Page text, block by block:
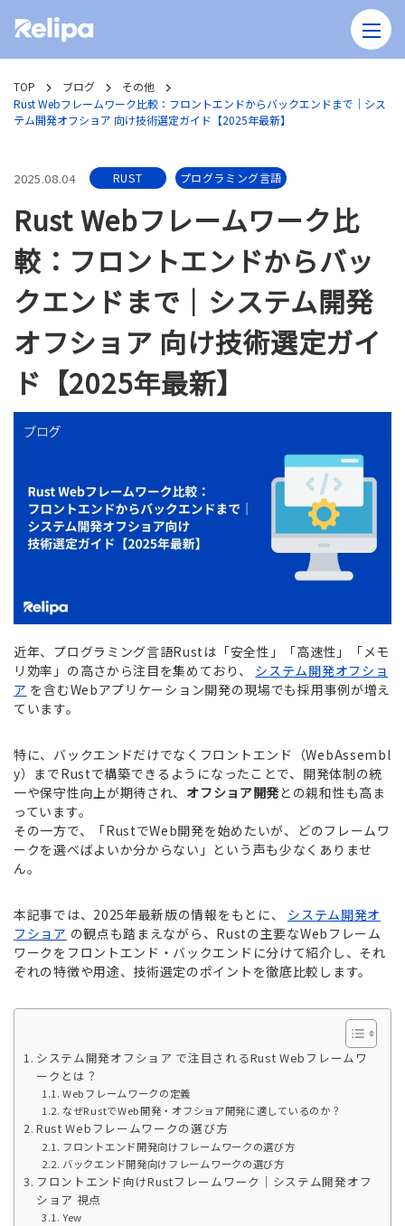
TOP ブログ
その他
Rust Webフレームワーク比較：フロントエンドからバックエンドまで｜シス
テム開発オフショア 向け技術選定ガイド【2025年最新】
2025.08.04 RUST プログラミング言語
Rust Webフレームワーク比
較：フロントエンドからバッ
クエンドまで｜システム開発
オフショア 向け技術選定ガイ
ド【2025年最新】
近年、プログラミング言語Rustは「安全性」「高速性」「メモ
リ効率」の高さから注目を集めており、 システム開発オフショ
ア を含むWebアプリケーション開発の現場でも採用事例が増え
ています。
特に、バックエンドだけでなくフロントエンド（WebAssembl
y）までRustで構築できるようになったことで、開発体制の統
一や保守性向上が期待され、 オフショア開発との親和性も高ま
っています。
その一方で、「RustでWeb開発を始めたいが、どのフレームワ
ークを選べばよいか分からない」という声も少なくありませ
ん。
本記事では、2025年最新版の情報をもとに、 システム開発オ
フショア の観点も踏まえながら、Rustの主要なWebフレーム
ワークをフロントエンド・バックエンドに分けて紹介し、それ
ぞれの特徴や用途、技術選定のポイントを徹底比較します。
システム開発オフショア で注目されるRust Webフレームワ
ークとは？
Webフレームワークの定義
なぜRustでWeb開発・オフショア開発に適しているのか？
Rust Webフレームワークの選び方
フロントエンド開発向けフレームワークの選び方
バックエンド開発向けフレームワークの選び方
フロントエンド向けRustフレームワーク｜システム開発オフ
ショア 視点
Yew